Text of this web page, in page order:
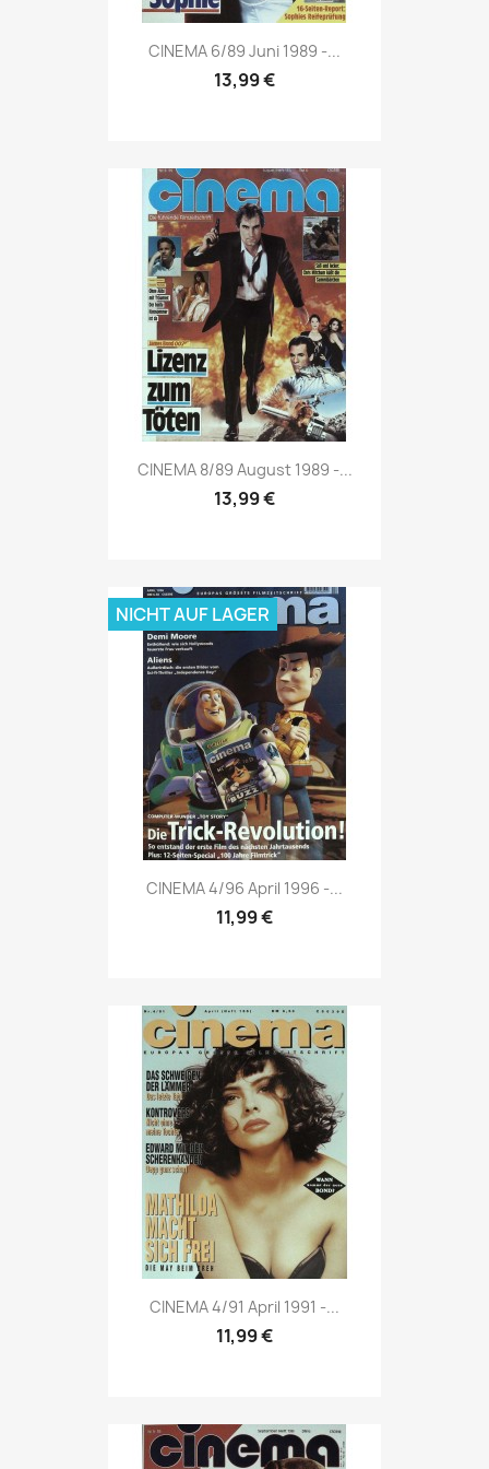
Vorschau
CINEMA 6/89 Juni 1989 -...
13,99 €
Vorschau
CINEMA 8/89 August 1989 -...
13,99 €
Vorschau
CINEMA 4/96 April 1996 -...
11,99 €
NICHT AUF LAGER
Vorschau
CINEMA 4/91 April 1991 -...
11,99 €